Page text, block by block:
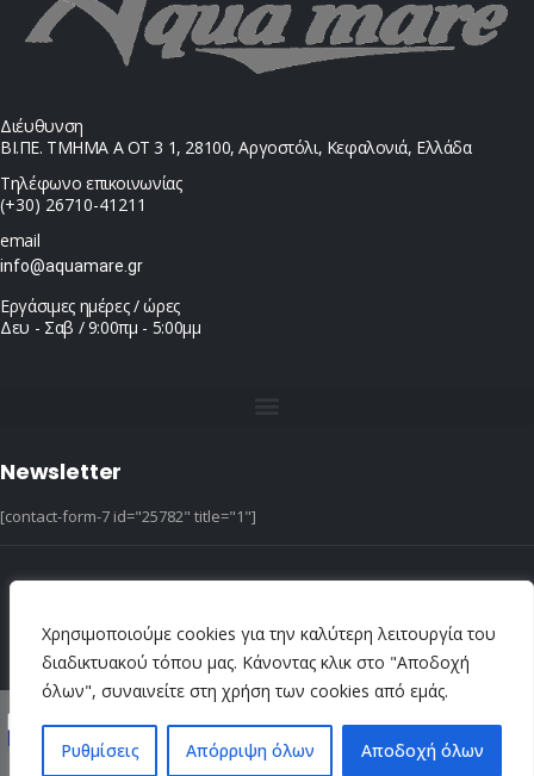
Χρησιμοποιούμε cookies για την καλύτερη λειτουργία του
διαδικτυακού τόπου μας. Κάνοντας κλικ στο "Αποδοχή
όλων", συναινείτε στη χρήση των cookies από εμάς.
Ρυθμίσεις Απόρριψη όλων Αποδοχή όλων
Διέυθυνση
ΒΙ.ΠΕ. ΤΜΗΜΑ Α ΟΤ 3 1, 28100, Αργοστόλι, Κεφαλονιά, Ελλάδα
Τηλέφωνο επικοινωνίας
(+30) 26710-41211
email
info@aquamare.gr
Εργάσιμες ημέρες / ώρες
Δευ - Σαβ / 9:00πμ - 5:00μμ
Newsletter
[contact-form-7 id="25782" title="1"]